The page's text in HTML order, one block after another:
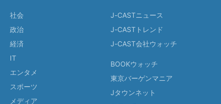
社会
政治
経済
IT
エンタメ
スポーツ
メディア
J-CASTニュース
J-CASTトレンド
J-CAST会社ウォッチ
BOOKウォッチ
東京バーゲンマニア
Jタウンネット